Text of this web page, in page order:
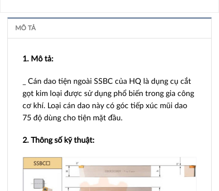
MÔ TẢ
1. Mô tả:
_ Cán dao tiện ngoài SSBC của HQ là dụng cụ cắt
gọt kim loại được sử dụng phổ biến trong gia công
cơ khí. Loại cán dao này có góc tiếp xúc mũi dao
75 độ dùng cho tiện mặt đầu.
2. Thông số kỹ thuật: